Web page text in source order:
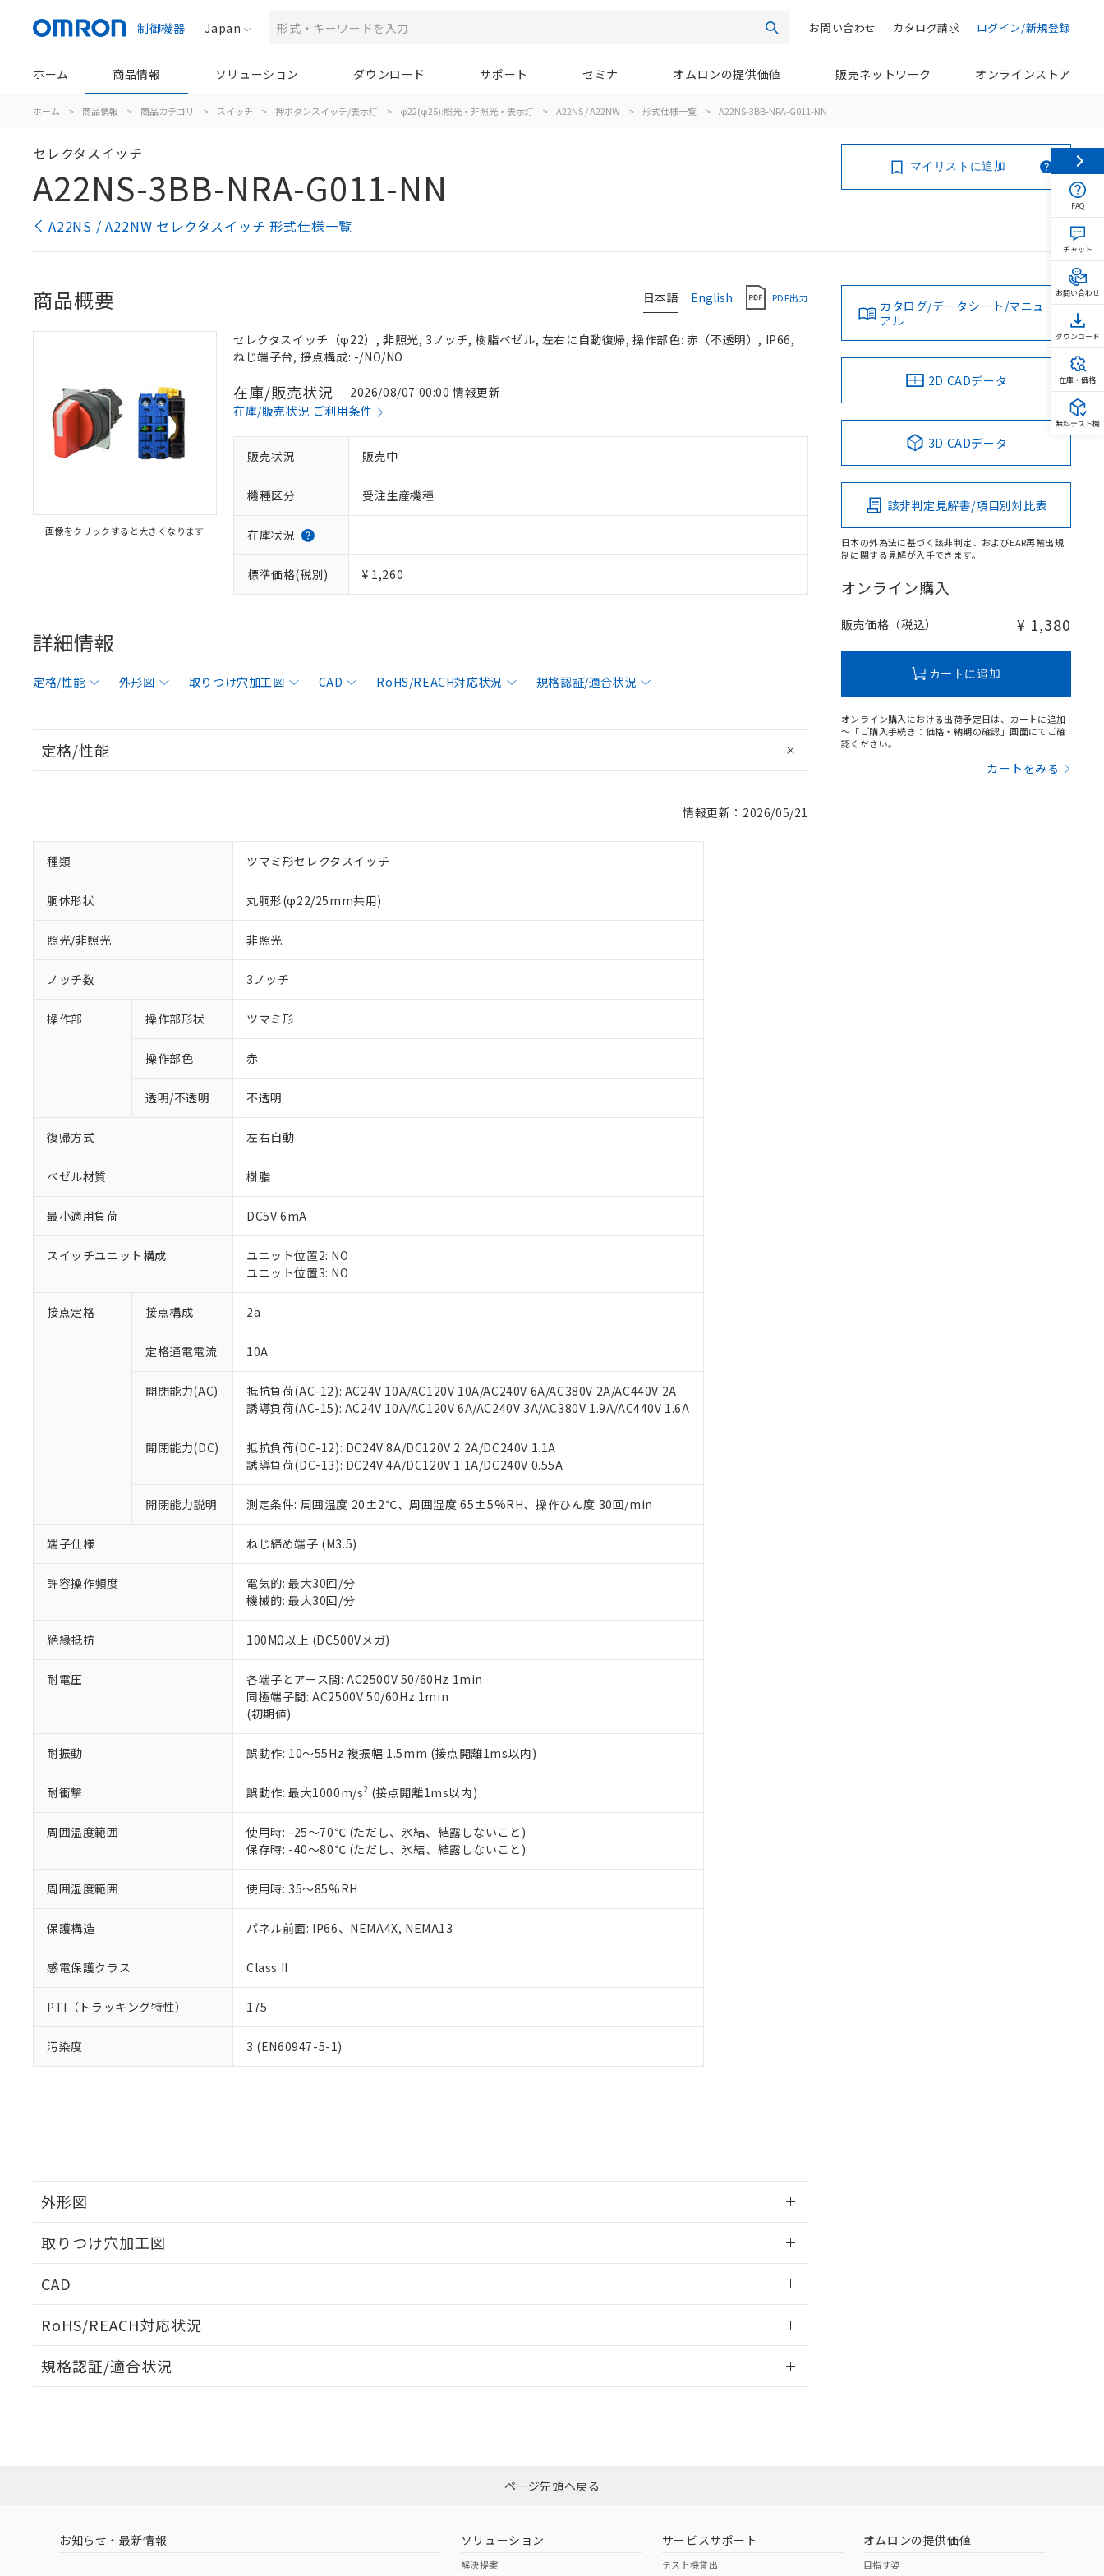
制御機器 Japan 検索 ログイン/新規登録
カタログ請求
お問い合わせ
ホーム 商品情報 ソリューション ダウンロード サポート セミナ オムロンの提供価値 販売ネットワーク オンラインストア
ホーム > 商品情報 > 商品カテゴリ > スイッチ > 押ボタンスイッチ/表示灯 > φ22(φ25):照光・非照光・表示灯 > A22NS / A22NW > 形式仕様一覧 > A22NS-3BB-NRA-G011-NN
セレクタスイッチ
A22NS-3BB-NRA-G011-NN
A22NS / A22NW セレクタスイッチ 形式仕様一覧
マイリストに追加
日本語 English PDF出力
商品概要
画像をクリックすると大きくなります
セレクタスイッチ（φ22）, 非照光, 3ノッチ, 樹脂ベゼル, 左右に自動復帰, 操作部色: 赤（不透明）, IP66,
ねじ端子台, 接点構成: -/NO/NO
在庫/販売状況
2026/08/07 00:00 情報更新
在庫/販売状況 ご利用条件
販売状況 販売中
機種区分 受注生産機種
在庫状況
標準価格(税別) ¥ 1,260
詳細情報
定格/性能 外形図 取りつけ穴加工図 CAD RoHS/REACH対応状況 規格認証/適合状況
定格/性能
情報更新：2026/05/21
種類 ツマミ形セレクタスイッチ
胴体形状 丸胴形(φ22/25mm共用)
照光/非照光 非照光
ノッチ数 3ノッチ
操作部 操作部形状 ツマミ形
操作部色 赤
透明/不透明 不透明
復帰方式 左右自動
ベゼル材質 樹脂
最小適用負荷 DC5V 6mA
スイッチユニット構成
ユニット位置2: NO
ユニット位置3: NO
接点定格 接点構成 2a
定格通電電流 10A
開閉能力(AC)
抵抗負荷(AC-12): AC24V 10A/AC120V 10A/AC240V 6A/AC380V 2A/AC440V 2A
誘導負荷(AC-15): AC24V 10A/AC120V 6A/AC240V 3A/AC380V 1.9A/AC440V 1.6A
開閉能力(DC)
抵抗負荷(DC-12): DC24V 8A/DC120V 2.2A/DC240V 1.1A
誘導負荷(DC-13): DC24V 4A/DC120V 1.1A/DC240V 0.55A
開閉能力説明 測定条件: 周囲温度 20±2℃、周囲湿度 65±5%RH、操作ひん度 30回/min
端子仕様 ねじ締め端子 (M3.5)
許容操作頻度
電気的: 最大30回/分
機械的: 最大30回/分
絶縁抵抗 100MΩ以上 (DC500Vメガ)
耐電圧
各端子とアース間: AC2500V 50/60Hz 1min
同極端子間: AC2500V 50/60Hz 1min
(初期値)
耐振動 誤動作: 10～55Hz 複振幅 1.5mm (接点開離1ms以内)
耐衝撃 誤動作: 最大1000m/s2 (接点開離1ms以内)
周囲温度範囲
使用時: -25～70℃ (ただし、氷結、結露しないこと)
保存時: -40～80℃ (ただし、氷結、結露しないこと)
周囲湿度範囲 使用時: 35～85%RH
保護構造 パネル前面: IP66、NEMA4X, NEMA13
感電保護クラス Class II
PTI（トラッキング特性） 175
汚染度 3 (EN60947-5-1)
外形図
取りつけ穴加工図
CAD
RoHS/REACH対応状況
EU RoHS 注意事項・凡例
ダウンロードはこちら
中国 RoHS 注意事項・凡例
規格認証/適合状況
（イギリス
（ノルウェー
（日本
（アメリカ
カタログ/データシート/マニュ
アル
2D CADデータ
3D CADデータ
該非判定見解書/項目別対比表
日本の外為法に基づく該非判定、およびEAR再輸出規
制に関する見解が入手できます。
オンライン購入
販売価格（税込） ¥ 1,380
カートに追加
オンライン購入における出荷予定日は、カートに追加
～「ご購入手続き：価格・納期の確認」画面にてご確
認ください。
カートをみる
本サービスは、当社制御機器事業取扱商品の当社在庫状況および標準価格(税抜)を提供させていただ
くものです。
当社制御機器事業取扱商品の中には、本サービスの対象外となる商品もあることをご了承ください。
在庫状況および標準価格照会結果は、記載している更新日時点での社内データに基づき作成されるも
のであり、閲覧された時点での実際の在庫および標準価格とは異なる場合があることをご了承くださ
い。
正式な納期状況および標準価格はお客様のお取引先、またはお客様担当のオムロン制御機器販売店・
在庫状況および標準価格結果を当社の事前の承諾なく第三者に漏洩または開示しないようお願いしま
す。
マイパーツ機能（部品リスト作成サービス）をご利用いただくには、I-Webメンバーズにご登録され
ている必要があります。
お客様が当ウェブサイト上で当社にご登録された部品リストについて、当社および当社の共同利用者
が、当社の製品・サービスに関するお客様との取引・商談に必要な範囲で利用することをご了承くだ
※当社の共同利用者とは、 "個人情報の共同利用に関して"
いる法人を指します。
※1 対応状況
対応済み：EU RoHS指令（10物質）の非含有に対応した製品が提供可能な商品です。
対応予定：EU RoHS指令（10物質）の非含有に対応した製品に切り替える予定のある商品です。
対応予定なし：EU RoHS指令（10物質）の非含有に非対応の商品で、対応品を出す予定はありません。
仕入先様の事情により、非含有部品としていたものが、含有品と判明した場合などやむを得ず変更すること
があります。
*EU RoHS指令（10物質）：
鉛(Pb) 1000ppm以下、 水銀(Hg) 1000ppm以下、 カドミウム(Cd) 100ppm以下、
六価クロム(Cr(Ⅵ)) 1000ppm以下、ポリ臭化ビフェニル類(PBB) 1000ppm以下、ポリ臭化ジフェニルエーテル類(PBDE) 1000ppm以下、
フタル酸ビス(2-エチルヘキシル) (DEHP)(別名：DOP) 1000ppm以下、フタル酸ブチルベンジル（BBP） 1000ppm以下、フタル酸ジブチ
ル（DBP） 1000ppm以下、フタル酸ジイソブチル (DIBP) 1000ppm以下
但し、RoHS指令で産業用監視および制御機器に対する適用除外項目は除く。
フタル酸エステル類の４物質については閾値を超える意図的な使用がないことを確認しています。
部品在庫の切り替え状況などにより、予定月が前後することがあります。
※3 非含有証明書ダウンロード
下記の非含有証明書をダウンロードすることができます。
EU RoHS指令（10物質）の非含有証明書
51物質の非含有証明書（当社基準）
※本証明書は発行日時点で非含有を証明するもので、過去に遡って非含有を証明するものではありません。
混在することから備考欄に対応日を記載しておりました。
既に当社にて対応品への在庫切替を完了していることから、特段のことがない限り、2022年1月12日よ
り割愛しております。
※1 中国RoHS○×表
「○」：最大均質材料含有率が中国RoHSの基準値以下であることを示します。
「×」：最大均質材料含有率が中国RoHSの基準値を超えていることを示します。
「－」：未確認です。当社販売部門へお問い合わせください。
*中国RoHS10物質の基準値 (GB/T26572)：
Pb(鉛) :1000ppm、 Hg(水銀) : 1000ppm、 Cd(カドミウム) : 100ppm、
Cr(Ⅵ)(六価クロム) : 1000ppm、 PBBs(ポリ臭化ビフェニル類) : 1000ppm、 PBDEs(ポリ臭化ジフェニルエーテル類) : 1000ppm、
※2 環境保護使用期限
「10」：通常の使用状況下において有害物質が外部に漏えいし、環境に深刻な影響を及ぼさない年数を意
味します。
「－」：未確認です。当社販売部門へお問い合わせください。
当社は、これら貴社製品のうち、外国為替および外国貿易法に定める商品（以下｢規制貨物等」とい
う）を輸出または国外への提供する場合は、日本国政府の輸出許可(または役務取引許可)を取得する
などの必要な手続きをとります。
当社は規制貨物を破棄する場合は、完全に破砕するなど、違法に輸出されないよう必要な手段を講じ
ます。
当社は貴社製品を、核兵器、ミサイル、化学兵器、生物兵器またはその他武器並びにこれらの製造装
置等に一切使用いたしません。
また当社は、販売先および販売に係わる関係者が違法に輸出するおそれがある場合は、取り引きをい
たしません。
説明
一定数以上の在庫あり
在庫なし(最新の在庫状況については、お客様のお取引先、またはお客様担当のオムロン制御
受注生産機種、また在庫状況の情報を公開していない機種
ページ先頭へ戻る
お知らせ・最新情報 ソリューション
解決提案
サービスサポート
テスト機貸出
オムロンの提供価値
目指す姿
FAQ
チャット
お問い合わせ
ダウンロード
在庫・価格
無料テスト機